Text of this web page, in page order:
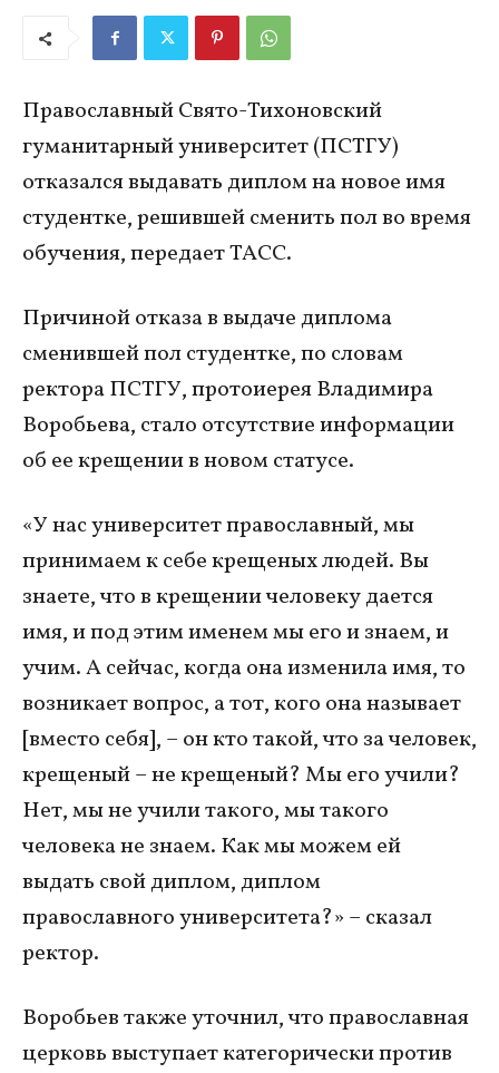
Православный Свято-Тихоновский
гуманитарный университет (ПСТГУ)
отказался выдавать диплом на новое имя
студентке, решившей сменить пол во время
обучения, передает ТАСС.
Причиной отказа в выдаче диплома
сменившей пол студентке, по словам
ректора ПСТГУ, протоиерея Владимира
Воробьева, стало отсутствие информации
об ее крещении в новом статусе.
«У нас университет православный, мы
принимаем к себе крещеных людей. Вы
знаете, что в крещении человеку дается
имя, и под этим именем мы его и знаем, и
учим. А сейчас, когда она изменила имя, то
возникает вопрос, а тот, кого она называет
[вместо себя], – он кто такой, что за человек,
крещеный – не крещеный? Мы его учили?
Нет, мы не учили такого, мы такого
человека не знаем. Как мы можем ей
выдать свой диплом, диплом
православного университета?» – сказал
ректор.
Воробьев также уточнил, что православная
церковь выступает категорически против